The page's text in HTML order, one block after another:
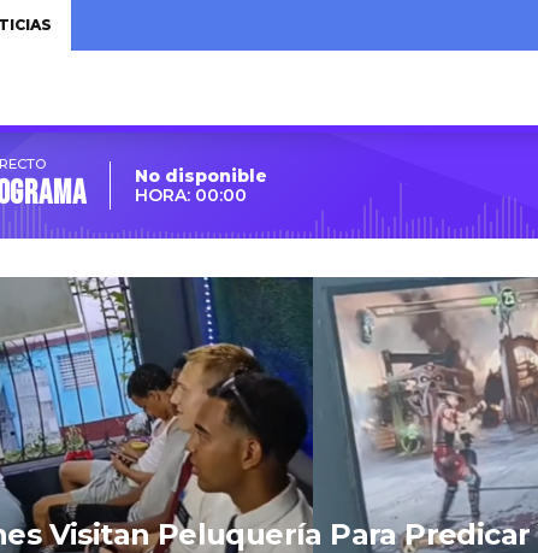
No disponible
HORA: 00:00
Visitan Peluquería Para Predicar